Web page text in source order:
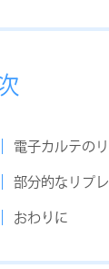
電子カルテの
部分的なリプ
おわりに